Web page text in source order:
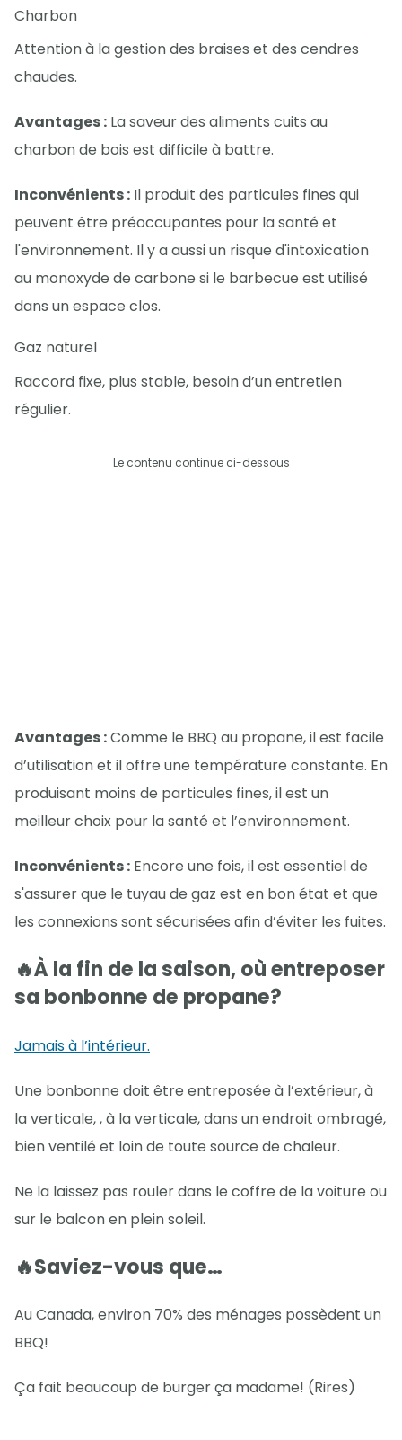
Charbon
Attention à la gestion des braises et des cendres
chaudes.
Avantages : La saveur des aliments cuits au
charbon de bois est difficile à battre.
Inconvénients : Il produit des particules fines qui
peuvent être préoccupantes pour la santé et
l'environnement. Il y a aussi un risque d'intoxication
au monoxyde de carbone si le barbecue est utilisé
dans un espace clos.
Gaz naturel
Raccord fixe, plus stable, besoin d’un entretien
régulier.
Le contenu continue ci-dessous
Avantages :Comme le BBQ au propane, il est facile
d’utilisation et il offre une température constante. En
produisant moins de particules fines, il est un
meilleur choix pour la santé et l’environnement.
Inconvénients : Encore une fois, il est essentiel de
s'assurer que le tuyau de gaz est en bon état et que
les connexions sont sécurisées afin d’éviter les fuites.
🔥À la fin de la saison, où entreposer
sa bonbonne de propane?
Jamais à l’intérieur.
Une bonbonne doit être entreposée à l’extérieur, à
la verticale, , à la verticale, dans un endroit ombragé,
bien ventilé et loin de toute source de chaleur.
Ne la laissez pas rouler dans le coffre de la voiture ou
sur le balcon en plein soleil.
🔥Saviez-vous que…
Au Canada, environ 70% des ménages possèdent un
BBQ!
Ça fait beaucoup de burger ça madame! (Rires)